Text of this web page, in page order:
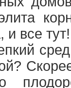
и все тут!